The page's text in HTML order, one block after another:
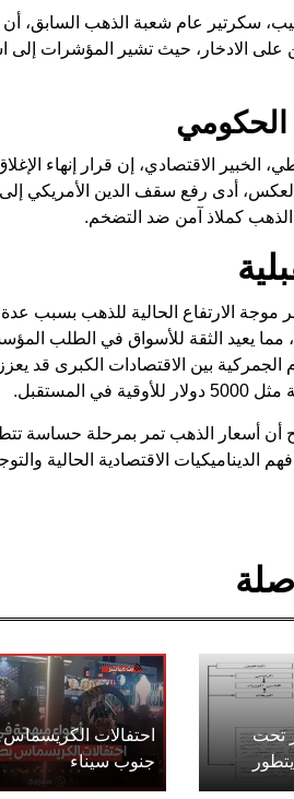
سكرتير عام شعبة الذهب السابق، أن
على الادخار، حيث تشير المؤشرات إلى
الحكومي
الخبير الاقتصادي، إن قرار إنهاء
أدى رفع سقف الدين الأمريكي
الذهب كملاذ آمن ضد التضخم.
الارتفاع الحالية للذهب بسبب
يعيد الثقة للأسواق في الطلب
الجمركية بين الاقتصادات الكبرى قد
المستقبل.
أن أسعار الذهب تمر بمرحلة حساسة
الديناميكيات الاقتصادية الحالية
صلة
تحت
احتفالات
جنوب سيناء